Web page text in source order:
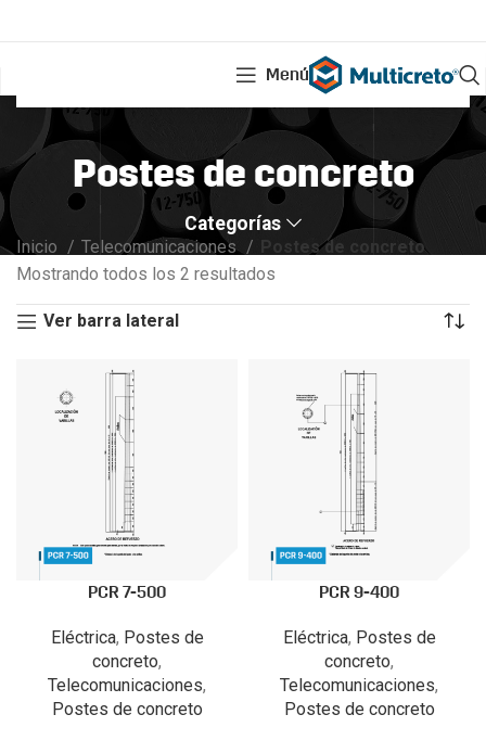
Menú
Postes de concreto
Categorías
Inicio Telecomunicaciones
Postes de concreto
Mostrando todos los 2 resultados
Ver barra lateral
PCR 7-500
Eléctrica, Postes de
concreto,
Telecomunicaciones,
Postes de concreto
PCR 9-400
Eléctrica, Postes de
concreto,
Telecomunicaciones,
Postes de concreto